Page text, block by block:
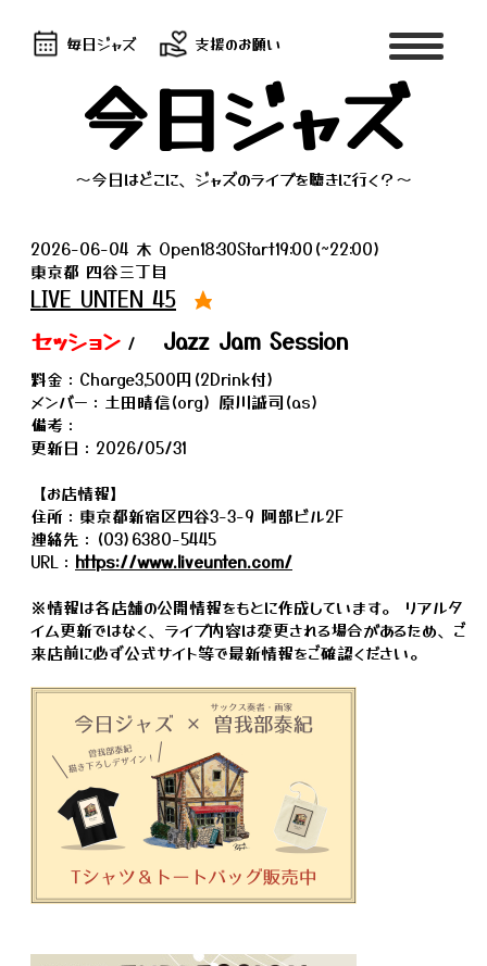
毎日ジャズ 支援のお願い
今日ジャズ
～今日はどこに、ジャズのライブを聴きに行く？～
2026-06-04 木 Open18:30Start19:00(~22:00)
東京都 四谷三丁目
LIVE UNTEN 45 ★
セッション / Jazz Jam Session
料金：Charge3,500円(2Drink付)
メンバー：土田晴信(org) 原川誠司(as)
備考：
更新日：2026/05/31
【お店情報】
住所：東京都新宿区四谷3-3-9 阿部ビル2F
連絡先：(03)6380-5445
URL： https://www.liveunten.com/
※情報は各店舗の公開情報をもとに作成しています。 リアルタ
イム更新ではなく、ライブ内容は変更される場合があるため、ご
来店前に必ず公式サイト等で最新情報をご確認ください。